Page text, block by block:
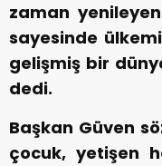
zaman
sayesinde
gelişmiş bir
dedi.
Başkan Güven
çocuk, yetişen